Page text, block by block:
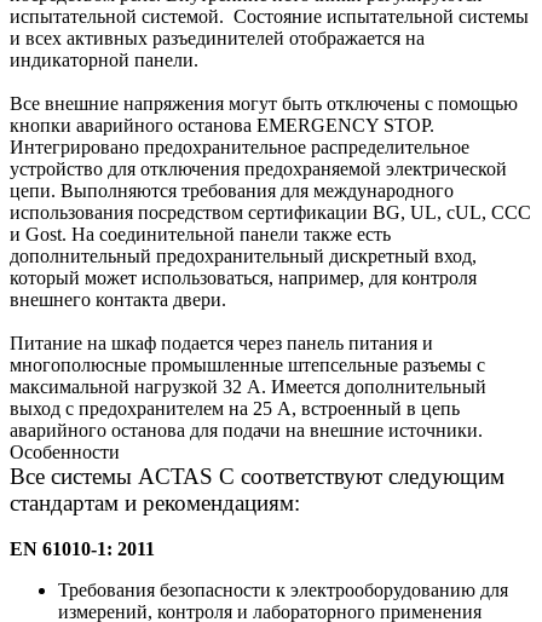
испытательной системой. Состояние испытательной системы
и всех активных разъединителей отображается на
индикаторной панели.
Все внешние напряжения могут быть отключены с помощью
кнопки аварийного останова EMERGENCY STOP.
Интегрировано предохранительное распределительное
устройство для отключения предохраняемой электрической
цепи. Выполняются требования для международного
использования посредством сертификации BG, UL, cUL, CCC
и Gost. На соединительной панели также есть
дополнительный предохранительный дискретный вход,
который может использоваться, например, для контроля
внешнего контакта двери.
Питание на шкаф подается через панель питания и
многополюсные промышленные штепсельные разъемы с
максимальной нагрузкой 32 А. Имеется дополнительный
выход с предохранителем на 25 A, встроенный в цепь
аварийного останова для подачи на внешние источники.
Особенности
Все системы ACTAS C соответствуют следующим
стандартам и рекомендациям:
EN 61010-1: 2011
Требования безопасности к электрооборудованию для
измерений, контроля и лабораторного применения